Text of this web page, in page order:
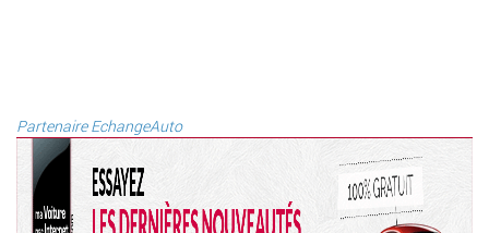
Partenaire EchangeAuto